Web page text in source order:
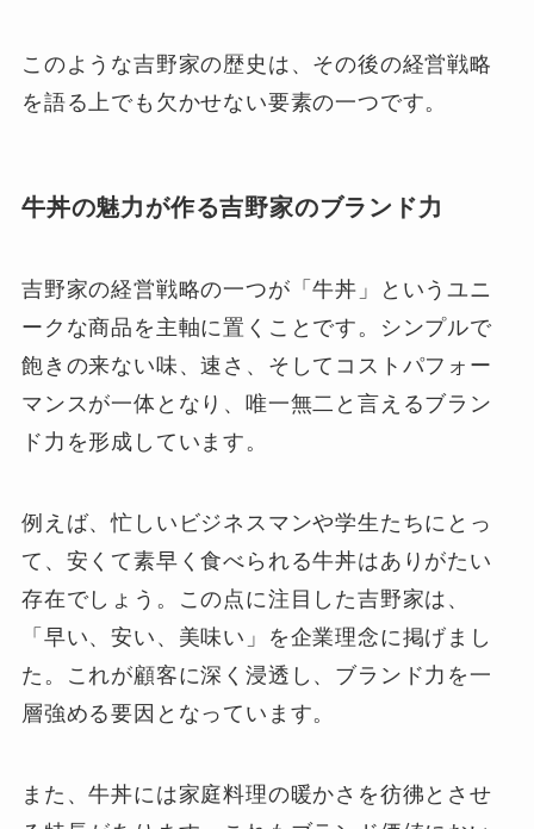
このような吉野家の歴史は、その後の経営戦略
を語る上でも欠かせない要素の一つです。
牛丼の魅力が作る吉野家のブランド力
吉野家の経営戦略の一つが「牛丼」というユニ
ークな商品を主軸に置くことです。シンプルで
飽きの来ない味、速さ、そしてコストパフォー
マンスが一体となり、唯一無二と言えるブラン
ド力を形成しています。
例えば、忙しいビジネスマンや学生たちにとっ
て、安くて素早く食べられる牛丼はありがたい
存在でしょう。この点に注目した吉野家は、
「早い、安い、美味い」を企業理念に掲げまし
た。これが顧客に深く浸透し、ブランド力を一
層強める要因となっています。
また、牛丼には家庭料理の暖かさを彷彿とさせ